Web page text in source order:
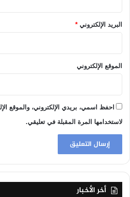
البريد الإلكتروني *
الموقع الإلكتروني
احفظ اسمي، بريدي الإلكتروني، والموقع
لاستخدامها المرة المقبلة في تعليقي.
أخر الأخبار